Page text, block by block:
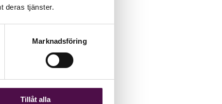
deras tjänster.
Marknadsföring
Tillåt alla